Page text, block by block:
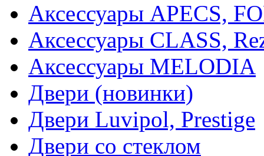
Аксессуары APECS,
Аксессуары CLASS,
Аксессуары MELODIA
Двери (новинки)
Двери Luvipol, Prestige
Двери со стеклом